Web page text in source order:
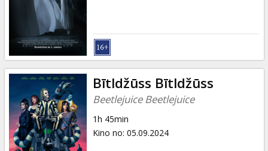
Bītldžūss Bītldžūss
Beetlejuice Beetlejuice
1h 45min
Kino no: 05.09.2024